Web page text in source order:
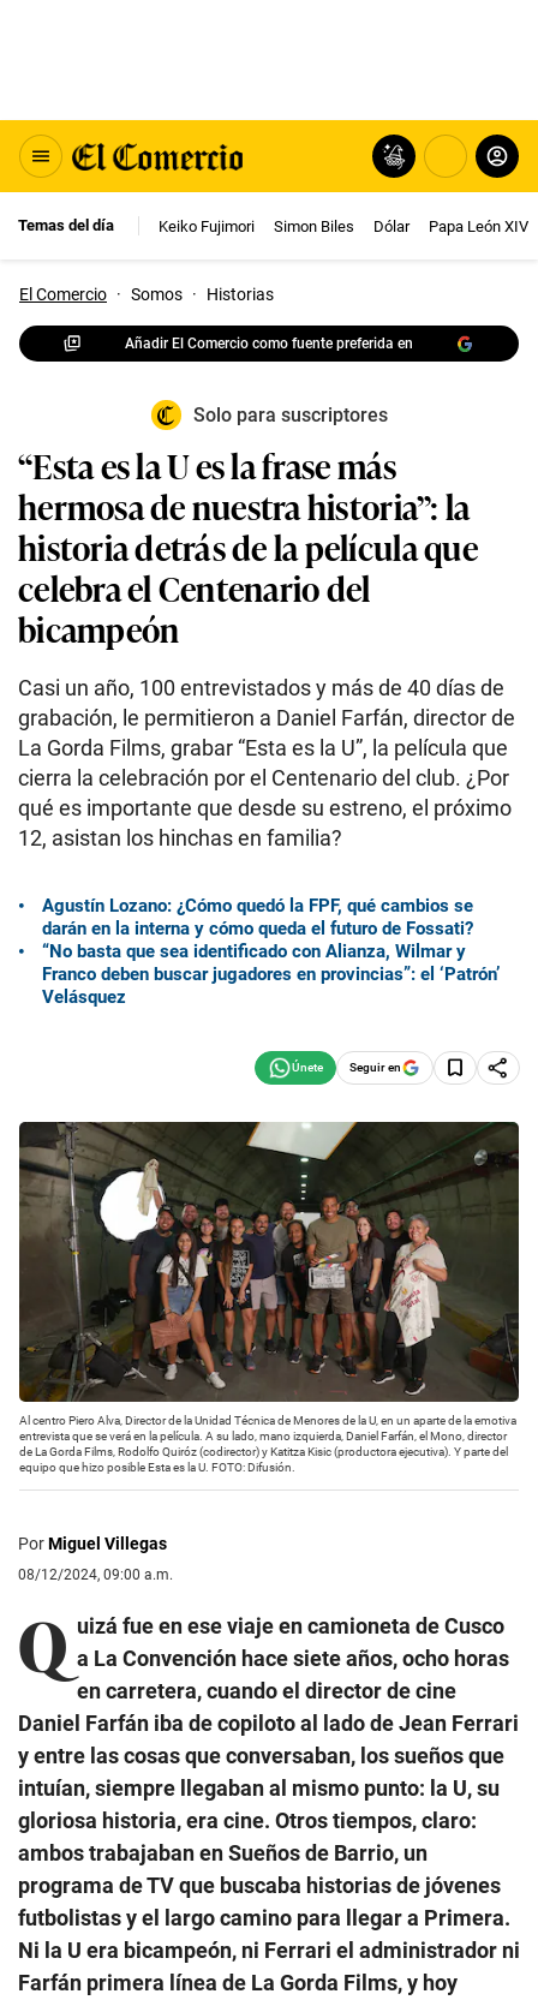
Temas del día Keiko Fujimori Simon Biles Dólar Papa León XIV
El Comercio · Somos · Historias
Añadir El Comercio como fuente preferida en
Solo para suscriptores
“Esta es la U es la frase más
hermosa de nuestra historia”: la
historia detrás de la película que
celebra el Centenario del
bicampeón
Casi un año, 100 entrevistados y más de 40 días de
grabación, le permitieron a Daniel Farfán, director de
La Gorda Films, grabar “Esta es la U”, la película que
cierra la celebración por el Centenario del club. ¿Por
qué es importante que desde su estreno, el próximo
12, asistan los hinchas en familia?
Agustín Lozano: ¿Cómo quedó la FPF, qué cambios se
darán en la interna y cómo queda el futuro de Fossati?
“No basta que sea identificado con Alianza, Wilmar y
Franco deben buscar jugadores en provincias”: el ‘Patrón’
Velásquez
Seguir en
Al centro Piero Alva, Director de la Unidad Técnica de Menores de la U, en un aparte de la emotiva
entrevista que se verá en la película. A su lado, mano izquierda, Daniel Farfán, el Mono, director
de La Gorda Films, Rodolfo Quiróz (codirector) y Katitza Kisic (productora ejecutiva). Y parte del
equipo que hizo posible Esta es la U. FOTO: Difusión.
PorMiguel Villegas
08/12/2024, 09:00 a.m.
Q uizá fue en ese viaje en camioneta de Cusco
a La Convención hace siete años, ocho horas
en carretera, cuando el director de cine
Daniel Farfán iba de copiloto al lado de Jean Ferrari
y entre las cosas que conversaban, los sueños que
intuían, siempre llegaban al mismo punto: la U, su
gloriosa historia, era cine. Otros tiempos, claro:
ambos trabajaban en Sueños de Barrio, un
programa de TV que buscaba historias de jóvenes
futbolistas y el largo camino para llegar a Primera.
Ni la U era bicampeón, ni Ferrari el administrador ni
Farfán primera línea de La Gorda Films, y hoy